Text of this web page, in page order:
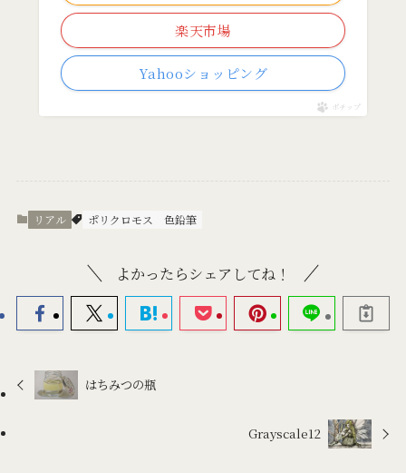
楽天市場
Yahooショッピング
ポチップ
リアル ポリクロモス 色鉛筆
よかったらシェアしてね！
はちみつの瓶
Grayscale12